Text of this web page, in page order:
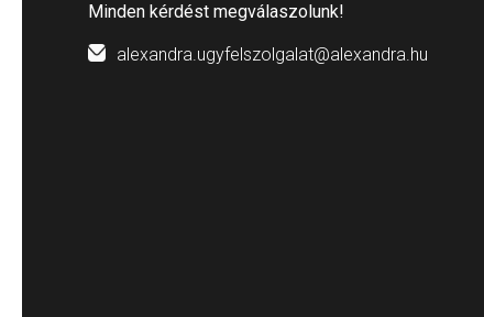
Minden kérdést megválaszolunk!
alexandra.ugyfelszolgalat@alexandra.hu